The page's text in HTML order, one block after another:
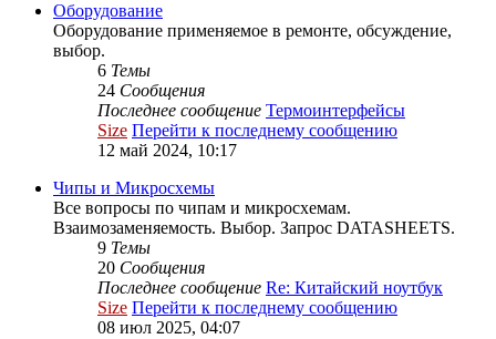
Оборудование
Оборудование применяемое в ремонте, обсуждение,
выбор.
6 Темы
24 Сообщения
Последнее сообщение Термоинтерфейсы
Size Перейти к последнему сообщению
12 май 2024, 10:17
Чипы и Микросхемы
Все вопросы по чипам и микросхемам.
Взаимозаменяемость. Выбор. Запрос DATASHEETS.
9 Темы
20 Сообщения
Последнее сообщение Re: Китайский ноутбук
Size Перейти к последнему сообщению
08 июл 2025, 04:07